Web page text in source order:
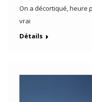
On a décortiqué, heure
vrai
Détails